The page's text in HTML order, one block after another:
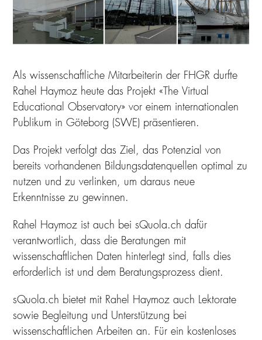
Als wissenschaftliche Mitarbeiterin der FHGR durfte
Rahel Haymoz heute das Projekt «The Virtual
Educational Observatory» vor einem internationalen
Publikum in Göteborg (SWE) präsentieren.
Das Projekt verfolgt das Ziel, das Potenzial von
bereits vorhandenen Bildungsdatenquellen optimal zu
nutzen und zu verlinken, um daraus neue
Erkenntnisse zu gewinnen.
Rahel Haymoz ist auch bei sQuola.ch dafür
verantwortlich, dass die Beratungen mit
wissenschaftlichen Daten hinterlegt sind, falls dies
erforderlich ist und dem Beratungsprozess dient.
sQuola.ch bietet mit Rahel Haymoz auch Lektorate
sowie Begleitung und Unterstützung bei
wissenschaftlichen Arbeiten an. Für ein kostenloses